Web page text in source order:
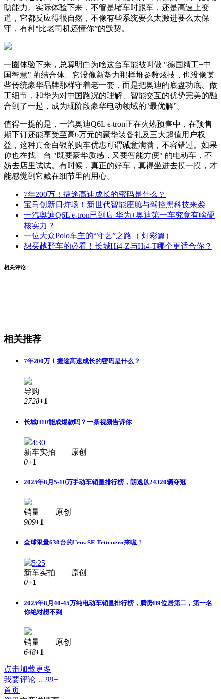
助能力。实际体验下来，不管是堵车时跟车，还是高速上变
道，它都反应得很自然，不像有些系统要么太激进要么太保
守，有种“比老司机还懂你”的默契。
一圈体验下来，总算明白为啥这台车能被叫做 "德国精工+中
国智慧" 的结合体。它没像新势力那样堆参数炫技，也没像某
些传统豪华品牌那样守着老一套，而是把奥迪的底盘功底、做
工细节，和华为对中国路况的理解、智能交互的优势完美的融
合到了一起，成为现阶段豪华电动领域的“最优解”。
值得一提的是，一汽奥迪Q6L e-tron正在火热预售中，在预售
期下订还能享受至高6万元的豪华装备礼及三大超值用户权
益，这种真金白银的购车优惠可谓诚意满满，不容错过。如果
你也在找一台 "既要豪华质感，又要智能方便" 的电动车，不
妨去店里试试。有时候，真正的好车，真得坐进去摸一摸，才
能感觉到它藏在细节里的用心。
7年200万！捷途高速成长的密码是什么？
宝马创新日炸场！新世代智能座舱与驾控黑科技来袭
一汽奥迪Q6L e-tron已到店 华为+奥迪第一车究竟有啥硬
核实力？
一位大众Polo车主的“守艺”之路（ 灯彩篇）
想买越野车的必看！长城Hi4-Z与Hi4-T哪个更适合你？
相关评论
相关推荐
7年200万！捷途高速成长的密码是什么？
导购
2728+1
长城H10能成爆款吗？一条视频告诉你
4:30
新车实拍 原创
0+1
2025年8月5-10万手动车销量排行榜，朗逸以24320辆夺冠
销量 原创
909+1
全球限量630台的Urus SE Tettonero来啦！
5:25
新车实拍 原创
0+1
2025年8月40-45万纯电动车销量排行榜，腾势D9位居第二，第一名
你绝对想不到
销量 原创
648+1
点击加载更多
我要评论… 99+
首页